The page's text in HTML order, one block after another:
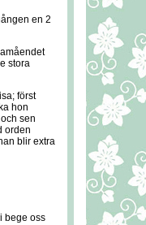
en 2
stora
först
hon
sen
orden
blir extra
bege oss